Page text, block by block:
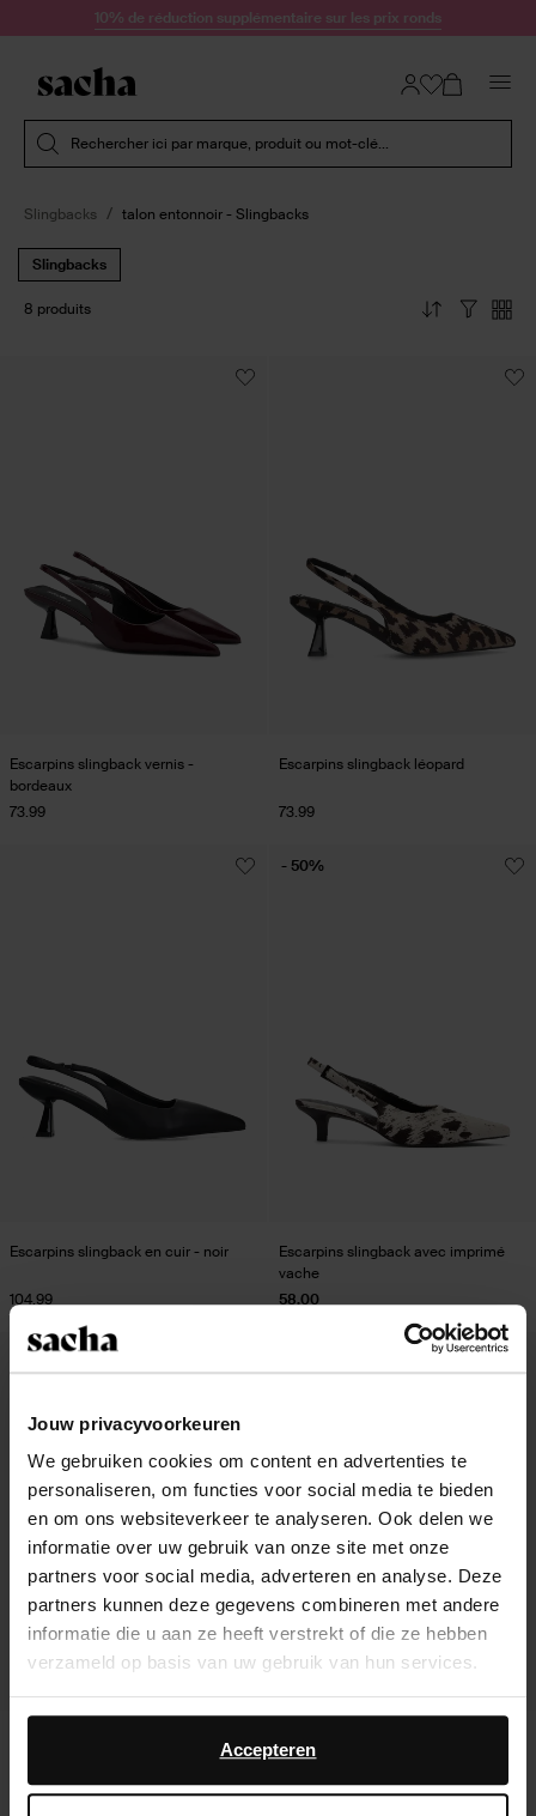
Jouw privacyvoorkeuren
We gebruiken cookies om content en advertenties te
personaliseren, om functies voor social media te bieden
en om ons websiteverkeer te analyseren. Ook delen we
informatie over uw gebruik van onze site met onze
partners voor social media, adverteren en analyse. Deze
partners kunnen deze gegevens combineren met andere
informatie die u aan ze heeft verstrekt of die ze hebben
verzameld op basis van uw gebruik van hun services.
Daarnaast werken wij samen met Google voor
advertentie- en meetdoeleinden. Meer informatie over
hoe Google uw persoonsgegevens gebruikt, vindt u op
Accepteren
Passer au contenu10% de réduction supplémentaire sur les prix ronds
Rechercher ici par marque, produit ou mot-clé...
Slingbacks talon entonnoir - Slingbacks
Slingbacks
8 produits
Escarpins slingback vernis -
bordeaux
73.99
Escarpins slingback léopard
73.99
Escarpins slingback en cuir - noir
104.99
Escarpins slingback avec imprimé
vache
58.00
- 50%
73.99
noir
73.99